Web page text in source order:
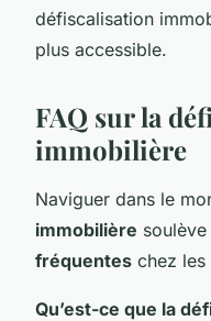
défiscalisation
plus accessible.
FAQ sur la
immobilière
Naviguer dans le
immobilière
fréquentes chez les
Qu’est-ce que la